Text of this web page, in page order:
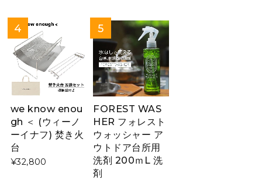
we know enou
gh ＜ (ウィーノ
ーイナフ) 焚き火
台
¥32,800
FOREST WAS
HER フォレスト
ウォッシャー ア
ウトドア台所用
洗剤 200ｍL 洗
剤